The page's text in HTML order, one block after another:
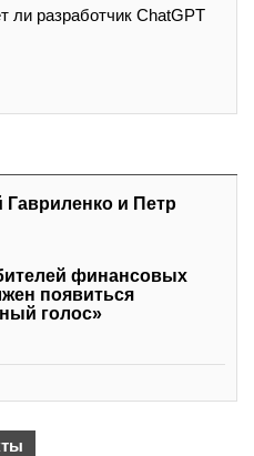
ли разработчик ChatGPT
Гавриленко и Петр
финансовых
появиться
голос»